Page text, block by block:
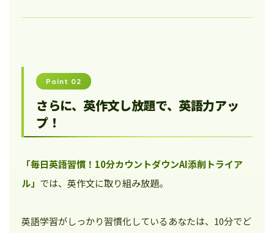
Point 02
さらに、英作文し放題で、英語力アッ
プ！
「毎日英語習慣！10分カウントダウンAI添削トライア
ル」 では、英作文に取り組み放題。
英語学習がしっかり習慣化しているあなたは、10分でど